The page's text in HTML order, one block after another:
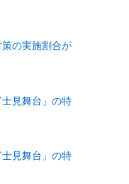
の実施割合が
見舞台」の特
見舞台」の特